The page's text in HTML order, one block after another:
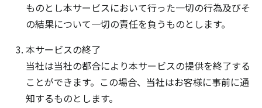
ものとし本サービスにおいて行った一切の行為及びそ
の結果について一切の責任を負うものとします。
本サービスの終了
当社は当社の都合により本サービスの提供を終了する
ことができます。この場合、当社はお客様に事前に通
知するものとします。